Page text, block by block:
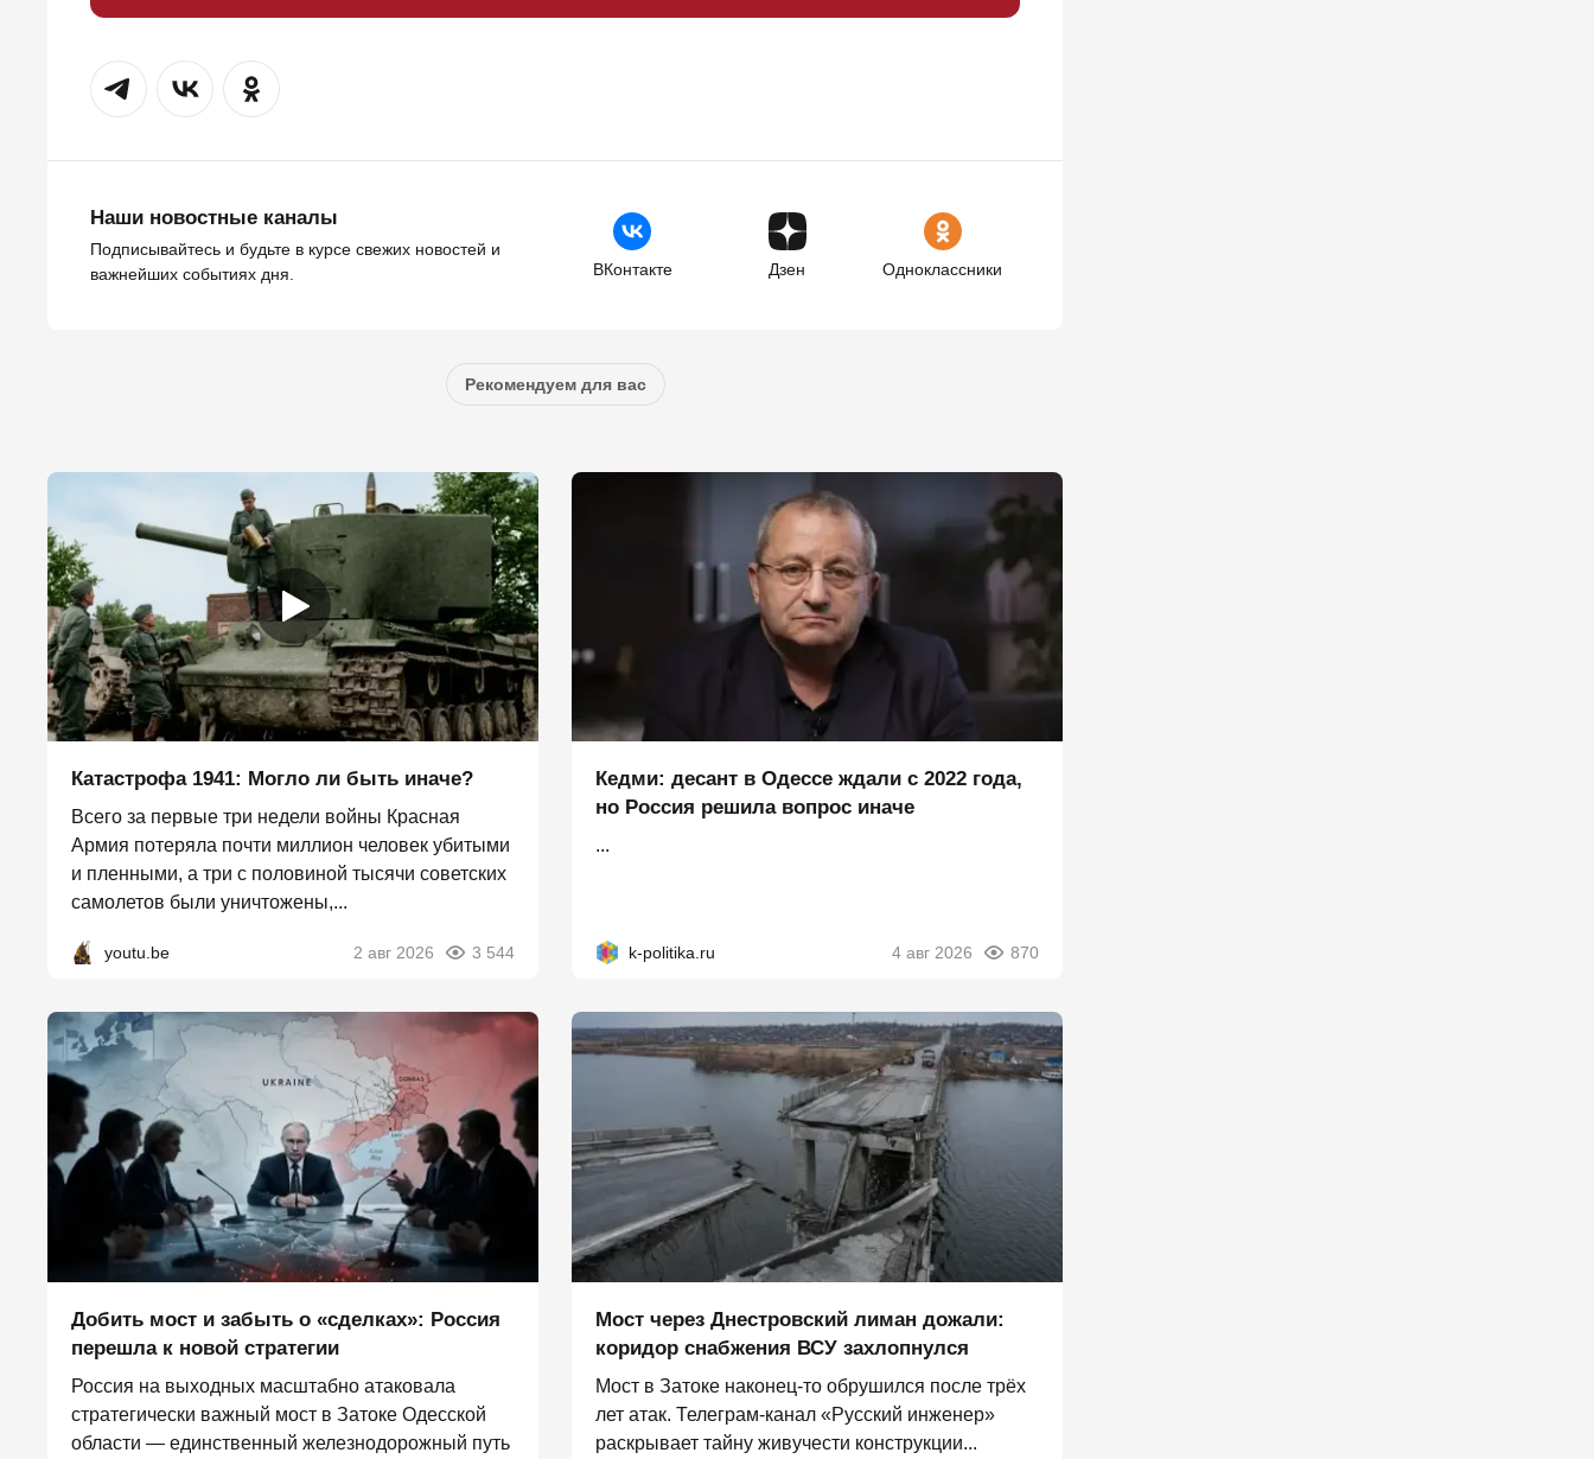
Наши новостные каналы
Подписывайтесь и будьте в курсе свежих новостей и
важнейших событиях дня.
ВКонтакте Дзен Одноклассники
Рекомендуем для вас
Катастрофа 1941: Могло ли быть иначе?
Всего за первые три недели войны Красная
Армия потеряла почти миллион человек убитыми
и пленными, а три с половиной тысячи советских
самолетов были уничтожены,...
youtu.be 2 авг 2026 3 544
Кедми: десант в Одессе ждали с 2022 года,
но Россия решила вопрос иначе
...
k-politika.ru 4 авг 2026 870
Добить мост и забыть о «сделках»: Россия
перешла к новой стратегии
Россия на выходных масштабно атаковала
стратегически важный мост в Затоке Одесской
области — единственный железнодорожный путь
Мост через Днестровский лиман дожали:
коридор снабжения ВСУ захлопнулся
Мост в Затоке наконец-то обрушился после трёх
лет атак. Телеграм-канал «Русский инженер»
раскрывает тайну живучести конструкции...